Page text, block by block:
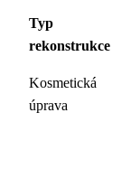
Typ
rekonstrukce
Kosmetická
úprava